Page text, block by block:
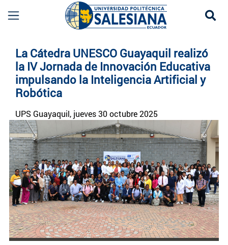
La Cátedra UNESCO Guayaquil realizó
la IV Jornada de Innovación Educativa
impulsando la Inteligencia Artificial y
Robótica
UPS Guayaquil, jueves 30 octubre 2025